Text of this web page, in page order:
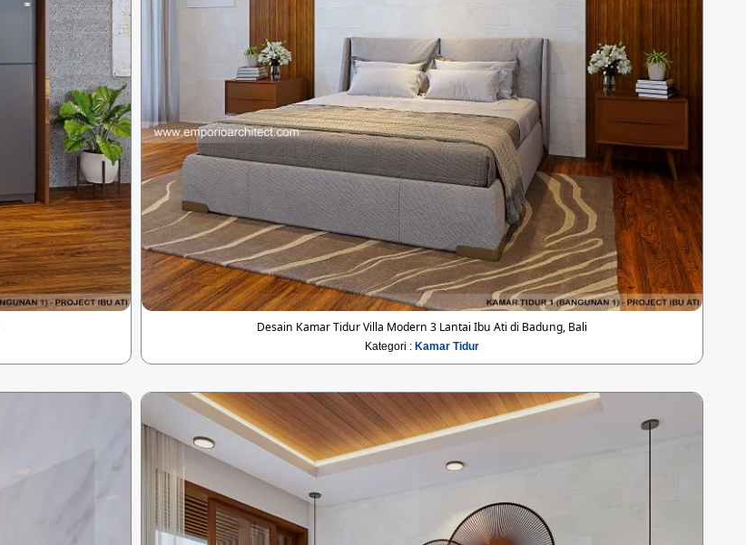
Desain Kamar Tidur Villa Modern 3 Lantai Ibu Ati di Badung, Bali
Kategori : Kamar Tidur